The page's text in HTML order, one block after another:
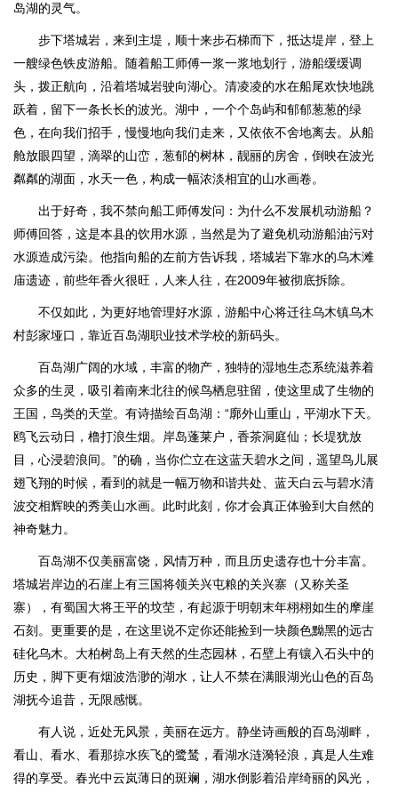
岛湖的灵气。
步下塔城岩，来到主堤，顺十来步石梯而下，抵达堤岸，登上
一艘绿色铁皮游船。随着船工师傅一浆一浆地划行，游船缓缓调
头，拨正航向，沿着塔城岩驶向湖心。清凌凌的水在船尾欢快地跳
跃着，留下一条长长的波光。湖中，一个个岛屿和郁郁葱葱的绿
色，在向我们招手，慢慢地向我们走来，又依依不舍地离去。从船
舱放眼四望，滴翠的山峦，葱郁的树林，靓丽的房舍，倒映在波光
粼粼的湖面，水天一色，构成一幅浓淡相宜的山水画卷。
出于好奇，我不禁向船工师傅发问：为什么不发展机动游船？
师傅回答，这是本县的饮用水源，当然是为了避免机动游船油污对
水源造成污染。他指向船的左前方告诉我，塔城岩下靠水的乌木滩
庙遗迹，前些年香火很旺，人来人往，在2009年被彻底拆除。
不仅如此，为更好地管理好水源，游船中心将迁往乌木镇乌木
村彭家垭口，靠近百岛湖职业技术学校的新码头。
百岛湖广阔的水域，丰富的物产，独特的湿地生态系统滋养着
众多的生灵，吸引着南来北往的候鸟栖息驻留，使这里成了生物的
王国，鸟类的天堂。有诗描绘百岛湖：“廓外山重山，平湖水下天。
鸥飞云动日，橹打浪生烟。岸岛蓬莱户，香茶洞庭仙；长堤犹放
目，心浸碧浪间。”的确，当你伫立在这蓝天碧水之间，遥望鸟儿展
翅飞翔的时候，看到的就是一幅万物和谐共处、蓝天白云与碧水清
波交相辉映的秀美山水画。此时此刻，你才会真正体验到大自然的
神奇魅力。
百岛湖不仅美丽富饶，风情万种，而且历史遗存也十分丰富。
塔城岩岸边的石崖上有三国将领关兴屯粮的关兴寨（又称关圣
寨），有蜀国大将王平的坟茔，有起源于明朝末年栩栩如生的摩崖
石刻。更重要的是，在这里说不定你还能捡到一块颜色黝黑的远古
硅化乌木。大柏树岛上有天然的生态园林，石壁上有镶入石头中的
历史，脚下更有烟波浩渺的湖水，让人不禁在满眼湖光山色的百岛
湖抚今追昔，无限感慨。
有人说，近处无风景，美丽在远方。静坐诗画般的百岛湖畔，
看山、看水、看那掠水疾飞的鹭鸶，看湖水涟漪轻浪，真是人生难
得的享受。春光中云岚薄日的斑斓，湖水倒影着沿岸绮丽的风光，